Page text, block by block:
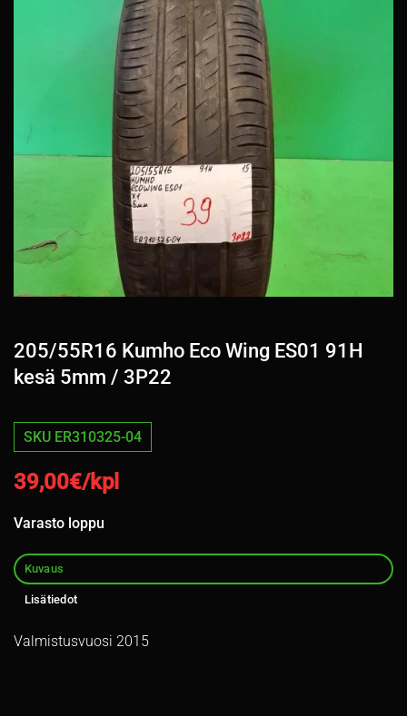
205/55R16 Kumho Eco Wing ES01 91H
kesä 5mm / 3P22
SKU ER310325-04
39,00€/kpl
Varasto loppu
Kuvaus
Lisätiedot
Valmistusvuosi 2015